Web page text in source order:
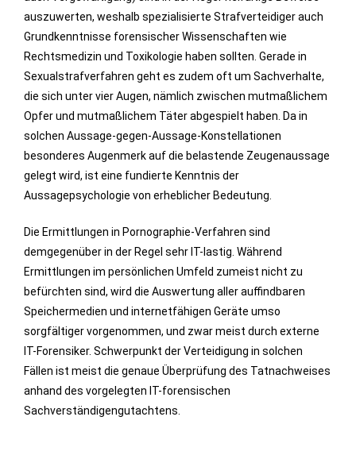
auszuwerten, weshalb spezialisierte Strafverteidiger auch
Grundkenntnisse forensischer Wissenschaften wie
Rechtsmedizin und Toxikologie haben sollten. Gerade in
Sexualstrafverfahren geht es zudem oft um Sachverhalte,
die sich unter vier Augen, nämlich zwischen mutmaßlichem
Opfer und mutmaßlichem Täter abgespielt haben. Da in
solchen Aussage-gegen-Aussage-Konstellationen
besonderes Augenmerk auf die belastende Zeugenaussage
gelegt wird, ist eine fundierte Kenntnis der
Aussagepsychologie von erheblicher Bedeutung.
Die Ermittlungen in Pornographie-Verfahren sind
demgegenüber in der Regel sehr IT-lastig. Während
Ermittlungen im persönlichen Umfeld zumeist nicht zu
befürchten sind, wird die Auswertung aller auffindbaren
Speichermedien und internetfähigen Geräte umso
sorgfältiger vorgenommen, und zwar meist durch externe
IT-Forensiker. Schwerpunkt der Verteidigung in solchen
Fällen ist meist die genaue Überprüfung des Tatnachweises
anhand des vorgelegten IT-forensischen
Sachverständigengutachtens.